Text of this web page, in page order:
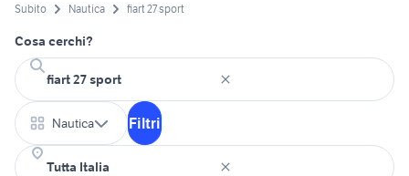
Subito Nautica fiart 27 sport
Cosa cerchi?
Nautica Filtri